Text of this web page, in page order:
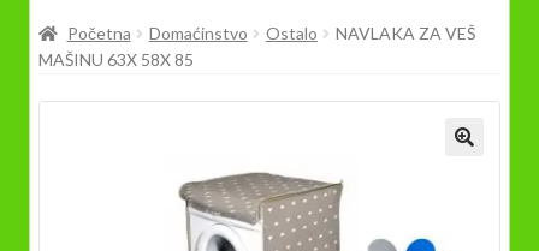
Prodavnica
Početna Domaćinstvo Ostalo
NAVLAKA ZA VEŠ
MAŠINU 63X 58X 85